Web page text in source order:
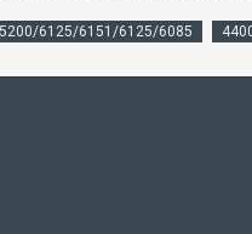
6125/6151/6125/6085